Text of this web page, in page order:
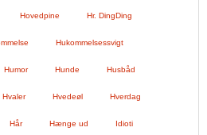
Hovedpine Hr. DingDing
Hukommelsessvigt
Humor Hunde Husbåd
Hvaler Hvedeøl Hverdag
Hår Hænge ud Idioti